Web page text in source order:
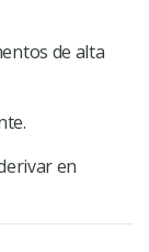
de alta
en